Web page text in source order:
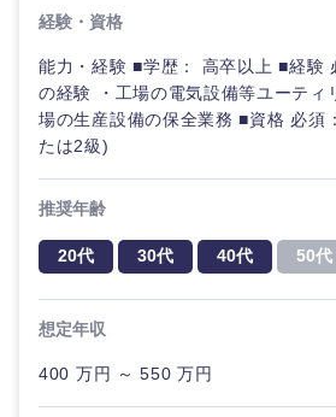
ィング
営業
クリエイ
ティブ
コンサル
経営企画
政策渉外
サービス
クリエイティブ
コンサルタント
技術職（IT）、Webサービス・制
ゲーム
メディカル・ヘルスケア・ラ
建設・不動産
倉庫・運輸・物流
小売・通販・外食
関東地方
茨城県
急募
外資系企業
経験・資格
能力・経験 ■学歴： 高卒以上 ■経験
の経験 ・工場の電気設備等ユーティ
場の生産設備の保全業務 ■資格 必須
たは2級)
推奨年齢
20代 30代 40代 50代
想定年収
400 万円 ～ 550 万円